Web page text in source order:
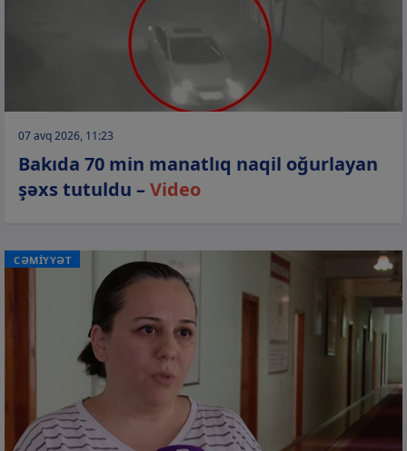
07 avq 2026, 11:23
Bakıda 70 min manatlıq naqil oğurlayan
şəxs tutuldu –Video
CƏMİYYƏT